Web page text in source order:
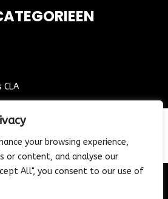
your browsing experience,
or content, and analyse our
All", you consent to our use of